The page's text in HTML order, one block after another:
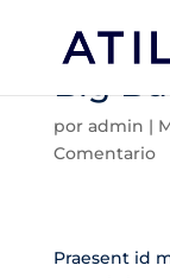
Big
por admin |
Comentario
Praesent id